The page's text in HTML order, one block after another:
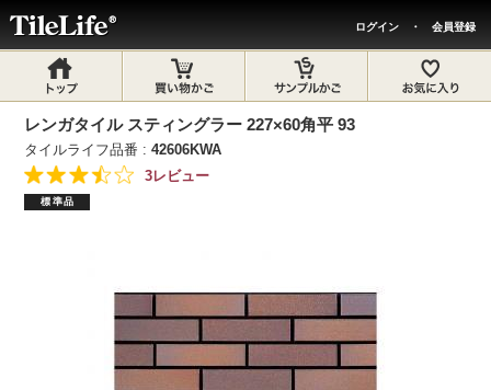
ログイン ・ 会員登録
レンガタイル スティングラー 227×60角平 93
タイルライフ品番 :42606KWA
3レビュー
標準品